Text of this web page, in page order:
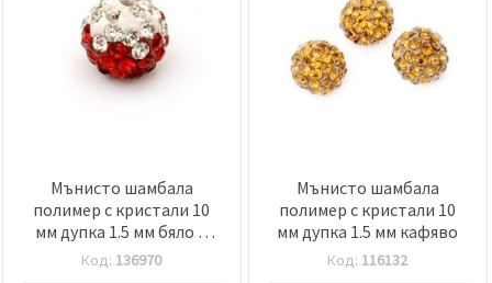
Мънисто шамбала
полимер с кристали 10
мм дупка 1.5 мм бяло и
червено
Код: 136970
Мънисто шамбала
полимер с кристали 10
мм дупка 1.5 мм кафяво
Код: 116132